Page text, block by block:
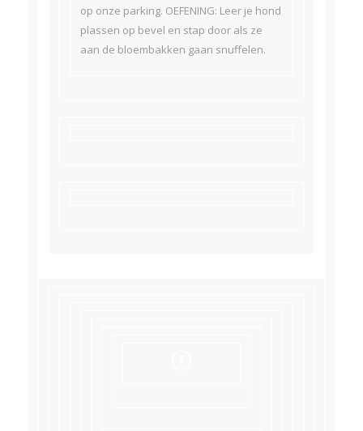
op onze parking. OEFENING: Leer je hond
plassen op bevel en stap door als ze
aan de bloembakken gaan snuffelen.